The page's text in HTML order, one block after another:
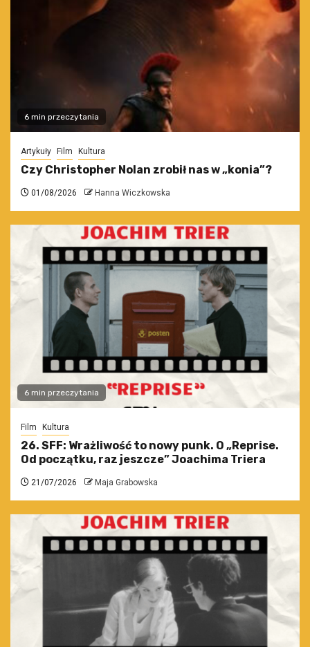
6 min przeczytania
Artykuły Film Kultura
Czy Christopher Nolan zrobił nas w „konia”?
01/08/2026 Hanna Wiczkowska
6 min przeczytania
Film Kultura
26. SFF: Wrażliwość to nowy punk. O „Reprise.
Od początku, raz jeszcze” Joachima Triera
21/07/2026 Maja Grabowska